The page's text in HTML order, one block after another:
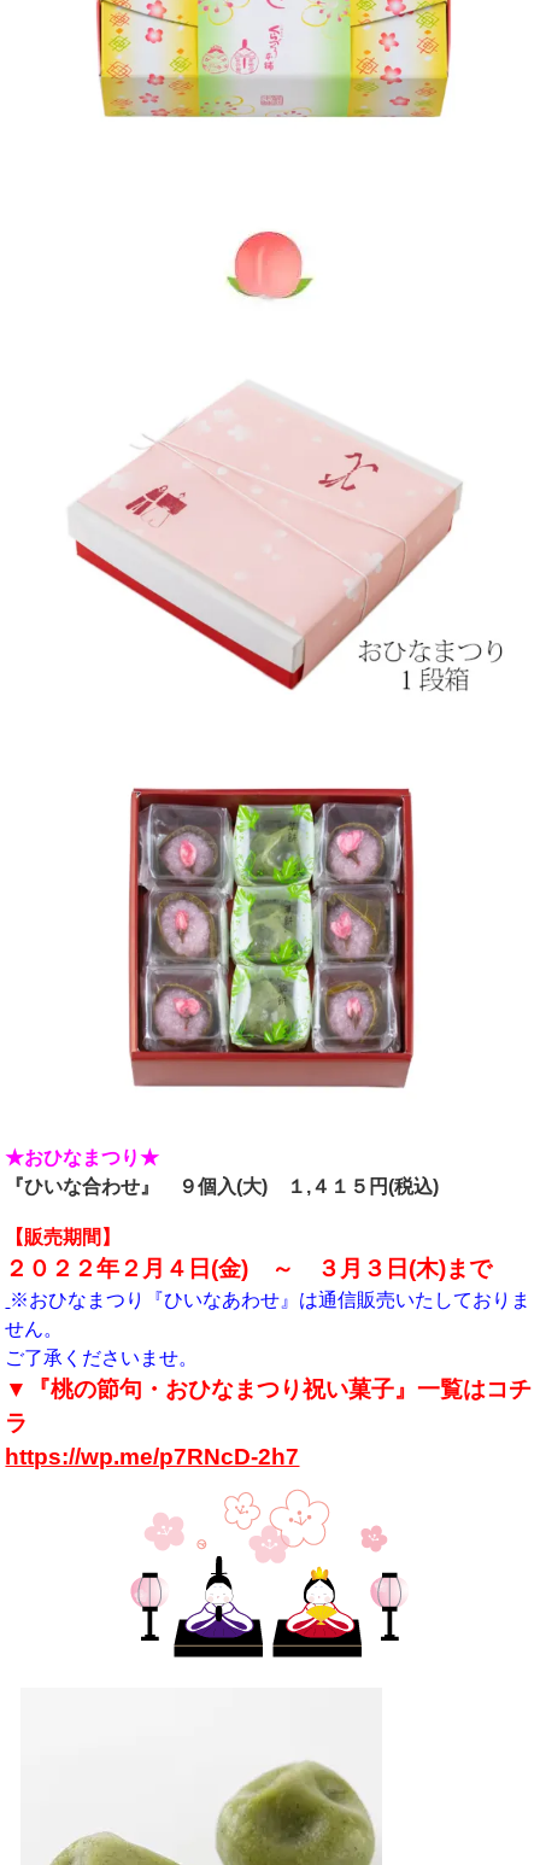
★おひなまつり★
『ひいな合わせ』 ９個入(大)
１,４１５円(税込)
【販売期間】
２０２２年２月４日(金) ～ ３月３日(木)まで
※おひなまつり『ひいなあわせ』は通信販売いたしておりま
せん。
ご了承くださいませ。
▼『桃の節句・おひなまつり祝い菓子』一覧はコチ
ラ
https://wp.me/p7RNcD-2h7